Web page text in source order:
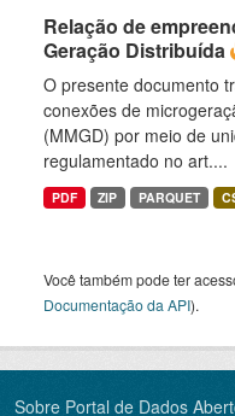
Relação de
Geração Distribuída
O presente documento
conexões de
(MMGD) por meio de
regulamentado no art....
PDF ZIP PARQUET
Você também pode ter
Documentação da API).
Sobre Portal de Dados